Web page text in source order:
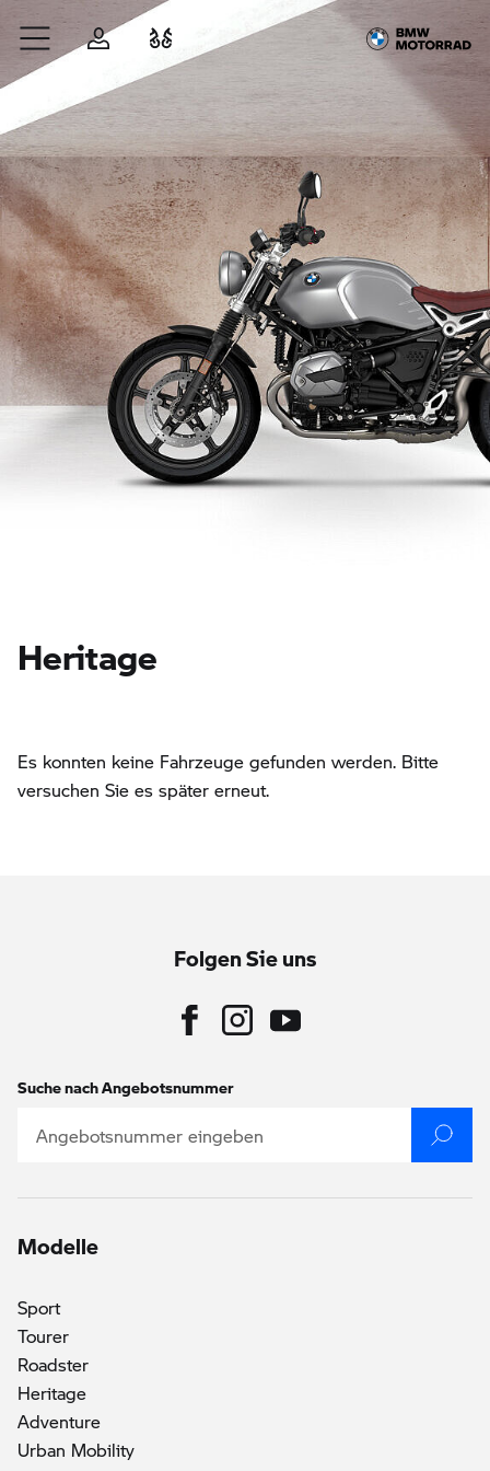
Zum Hauptinhalt springen
AnmeldenFahrzeugvergleich
Heritage
Es konnten keine Fahrzeuge gefunden werden. Bitte
versuchen Sie es später erneut.
Folgen Sie uns
Suche nach Angebotsnummer
Modelle
Sport
Tourer
Roadster
Heritage()
Adventure
Urban Mobility